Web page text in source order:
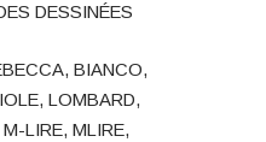
DESSINÉES
,BIANCO,
, LOMBARD,
M-LIRE,MLIRE,